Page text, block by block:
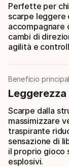
Perfette per
scarpe
accompagnare
cambi di
agilità e
Beneficio
Leggerezza
Scarpe dalla
massimizzare
traspirante
sensazione di
il proprio gioco
esplosivi.